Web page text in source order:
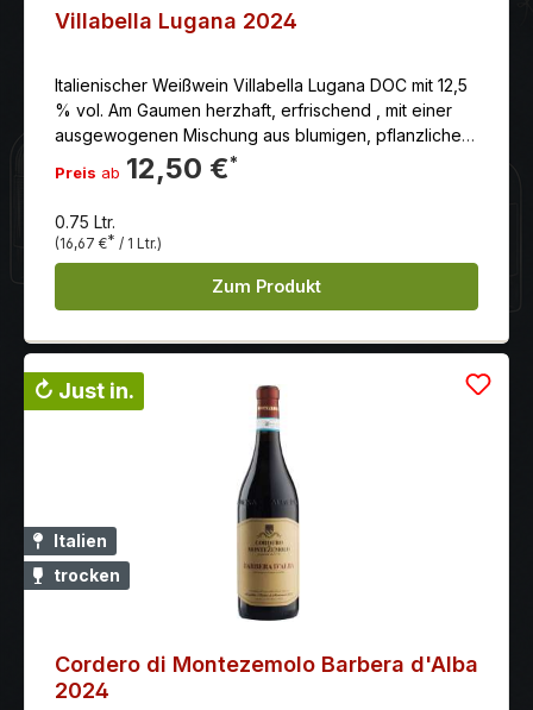
Villabella Lugana 2024
Italienischer Weißwein Villabella Lugana DOC mit 12,5
% vol. Am Gaumen herzhaft, erfrischend , mit einer
ausgewogenen Mischung aus blumigen, pflanzlichen
und fruchtigen Noten und eleganten Anklängen von
Mineralität im Nachgeschmack, wie es für das
Preis ab 12,50 €*
0.75 Ltr.
(16,67 €* / 1 Ltr.)
Zum Produkt
↻ Just in.
Italien
trocken
Cordero di Montezemolo Barbera d'Alba
2024